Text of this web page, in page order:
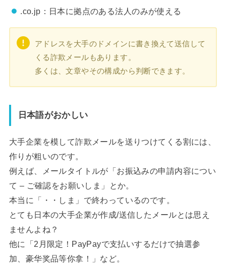
.co.jp：日本に拠点のある法人のみが使える
アドレスを大手のドメインに書き換えて送信して
くる詐欺メールもあります。
多くは、文章やその構成から判断できます。
日本語がおかしい
大手企業を模して詐欺メールを送りつけてくる割には、
作りが粗いのです。
例えば、メールタイトルが「お振込みの申請内容につい
て – ご確認をお願いしま」とか。
本当に「・・しま」で終わっているのです。
とても日本の大手企業が作成/送信したメールとは思え
ませんよね？
他に「2月限定！PayPayで支払いするだけで抽選参
加、豪华奖品等你拿！」など。